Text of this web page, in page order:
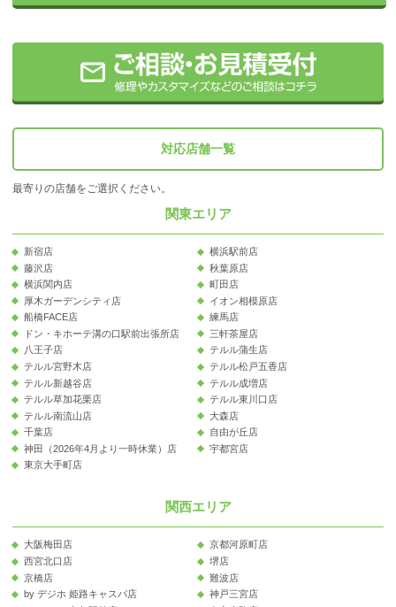
対応店舗一覧
最寄りの店舗をご選択ください。
関東エリア
新宿店
横浜駅前店
藤沢店
秋葉原店
横浜関内店
町田店
厚木ガーデンシティ店
イオン相模原店
船橋FACE店
練馬店
ドン・キホーテ溝の口駅前出張所店
三軒茶屋店
八王子店
テルル蒲生店
テルル宮野木店
テルル松戸五香店
テルル新越谷店
テルル成増店
テルル草加花栗店
テルル東川口店
テルル南流山店
大森店
千葉店
自由が丘店
神田（2026年4月より一時休業）店
宇都宮店
東京大手町店
関西エリア
大阪梅田店
京都河原町店
西宮北口店
堺店
京橋店
難波店
by デジホ 姫路キャスパ店
神戸三宮店